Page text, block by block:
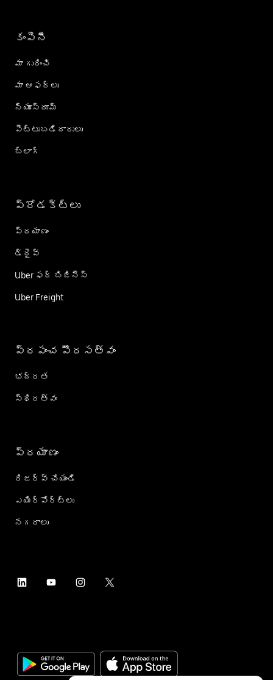
కంపెనీ
మా గురించి
మా ఆఫర్లు
న్యూస్‌రూమ్
పెట్టుబడిదారులు
బ్లాగ్
ప్రోడక్ట్؜లు
ప్రయాణం
డ్రైవ్
Uber ఫర్ బిజినెస్
Uber Freight
ప్రపంచ పౌరసత్వం
భద్రత
స్థిరత్వం
ప్రయాణం
రిజర్వ్ చేయండి
ఎయిర్؜పోర్ట్؜లు
నగరాలు